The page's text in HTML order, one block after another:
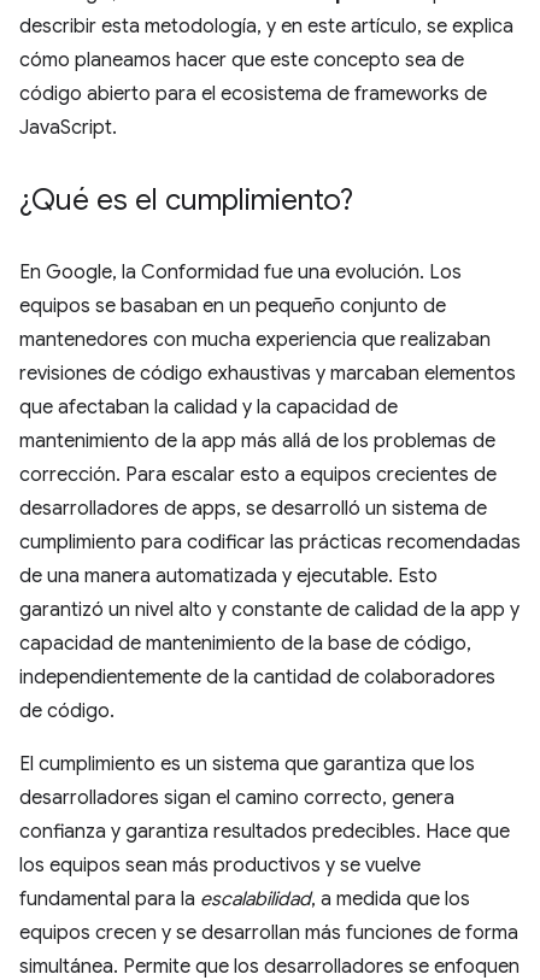
describir esta metodología, y en este artículo, se explica
cómo planeamos hacer que este concepto sea de
código abierto para el ecosistema de frameworks de
JavaScript.
¿Qué es el cumplimiento?
En Google, la Conformidad fue una evolución. Los
equipos se basaban en un pequeño conjunto de
mantenedores con mucha experiencia que realizaban
revisiones de código exhaustivas y marcaban elementos
que afectaban la calidad y la capacidad de
mantenimiento de la app más allá de los problemas de
corrección. Para escalar esto a equipos crecientes de
desarrolladores de apps, se desarrolló un sistema de
cumplimiento para codificar las prácticas recomendadas
de una manera automatizada y ejecutable. Esto
garantizó un nivel alto y constante de calidad de la app y
capacidad de mantenimiento de la base de código,
independientemente de la cantidad de colaboradores
de código.
El cumplimiento es un sistema que garantiza que los
desarrolladores sigan el camino correcto, genera
confianza y garantiza resultados predecibles. Hace que
los equipos sean más productivos y se vuelve
fundamental para la escalabilidad, a medida que los
equipos crecen y se desarrollan más funciones de forma
simultánea. Permite que los desarrolladores se enfoquen